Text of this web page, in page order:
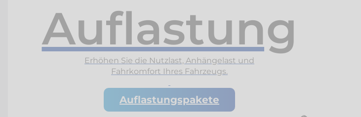
Auflastung
Erhöhen Sie die Nutzlast, Anhängelast und
Fahrkomfort Ihres Fahrzeugs.
Auflastungspakete